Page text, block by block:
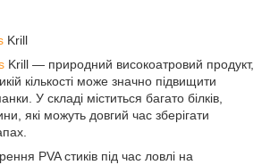
Krill
Krill — природний високоатровий продукт,
кількості може значно підвищити
У складі міститься багато білків,
які можуть довгий час зберігати
PVA стиків під час ловлі на